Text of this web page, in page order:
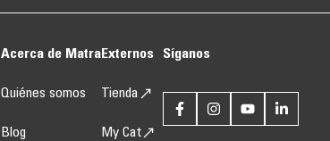
Acerca de Matra
Quiénes somos
Blog
Externos
Tienda
My Cat
Síganos